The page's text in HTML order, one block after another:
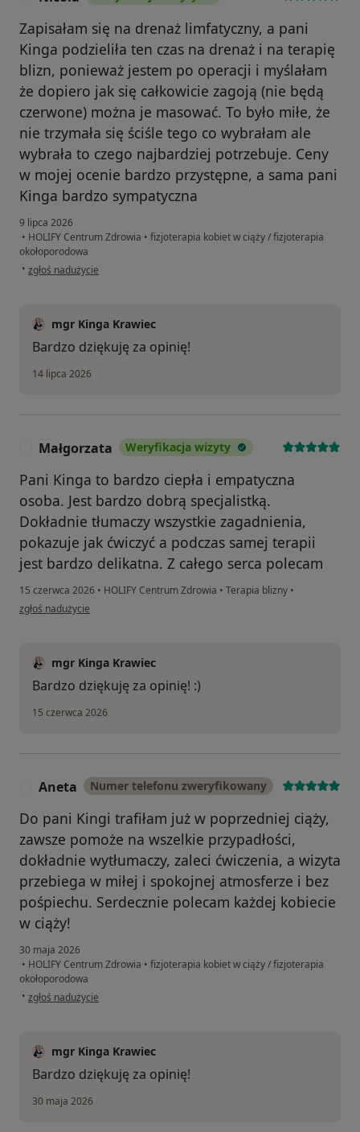
Zapisałam się na drenaż limfatyczny, a pani
Kinga podzieliła ten czas na drenaż i na terapię
blizn, ponieważ jestem po operacji i myślałam
że dopiero jak się całkowicie zagoją (nie będą
czerwone) można je masować. To było miłe, że
nie trzymała się ściśle tego co wybrałam ale
wybrała to czego najbardziej potrzebuje. Ceny
w mojej ocenie bardzo przystępne, a sama pani
Kinga bardzo sympatyczna
9 lipca 2026
• HOLIFY Centrum Zdrowia • fizjoterapia kobiet w ciąży / fizjoterapia
okołoporodowa
• w opinii użytkownika Nicola
zgłoś nadużycie
mgr Kinga Krawiec
Bardzo dziękuję za opinię!
14 lipca 2026
Małgorzata Weryfikacja wizyty
Pani Kinga to bardzo ciepła i empatyczna
osoba. Jest bardzo dobrą specjalistką.
Dokładnie tłumaczy wszystkie zagadnienia,
pokazuje jak ćwiczyć a podczas samej terapii
jest bardzo delikatna. Z całego serca polecam
15 czerwca 2026 • HOLIFY Centrum Zdrowia • Terapia blizny •
w opinii użytkownika Małgorzata
zgłoś nadużycie
mgr Kinga Krawiec
Bardzo dziękuję za opinię! :)
15 czerwca 2026
Aneta Numer telefonu zweryfikowany
Do pani Kingi trafiłam już w poprzedniej ciąży,
zawsze pomoże na wszelkie przypadłości,
dokładnie wytłumaczy, zaleci ćwiczenia, a wizyta
przebiega w miłej i spokojnej atmosferze i bez
pośpiechu. Serdecznie polecam każdej kobiecie
w ciąży!
30 maja 2026
• HOLIFY Centrum Zdrowia • fizjoterapia kobiet w ciąży / fizjoterapia
okołoporodowa
• w opinii użytkownika Aneta
zgłoś nadużycie
mgr Kinga Krawiec
Bardzo dziękuję za opinię!
30 maja 2026